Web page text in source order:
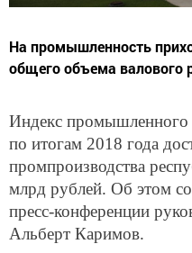
На промышленность
общего объема валового
Индекс промышленного
по итогам 2018 года
промпроизводства
млрд рублей. Об этом
пресс-конференции
Альберт Каримов.